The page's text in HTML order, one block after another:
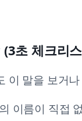
초 체크리
이 말을 보거
이름이 직접